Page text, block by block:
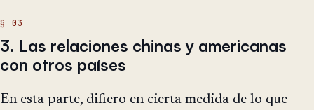
3. Las relaciones chinas y americanas
con otros países
En esta parte, difiero en cierta medida de lo que